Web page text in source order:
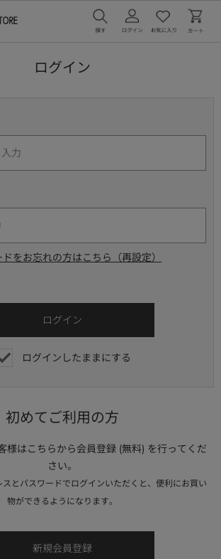
ログイン
をお忘れの方はこちら（再設定）
ログインしたままにする
初めてご利用の方
様はこちらから会員登録 (無料) を行ってくだ
さい。
とパスワードでログインいただくと、便利にお買い
物ができるようになります。